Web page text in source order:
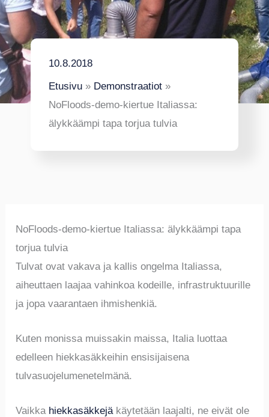
10.8.2018
Etusivu
Demonstraatiot
NoFloods-demo-kiertue Italiassa:
älykkäämpi tapa torjua tulvia
NoFloods-demo-kiertue Italiassa: älykkäämpi tapa
torjua tulvia
Tulvat ovat vakava ja kallis ongelma Italiassa,
aiheuttaen laajaa vahinkoa kodeille, infrastruktuurille
ja jopa vaarantaen ihmishenkiä.
Kuten monissa muissakin maissa, Italia luottaa
edelleen hiekkasäkkeihin ensisijaisena
tulvasuojelumenetelmänä.
Vaikka hiekkasäkkejäkäytetään laajalti, ne eivät ole